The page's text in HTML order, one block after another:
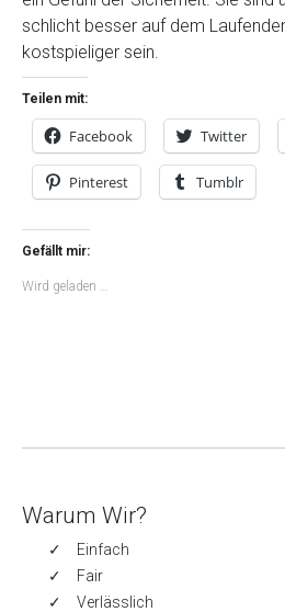
schlicht besser auf dem
kostspieliger sein.
Teilen mit:
Facebook Twitter
Pinterest Tumblr
Gefällt mir:
Wird geladen …
Warum Wir?
Einfach
Fair
Verlässlich